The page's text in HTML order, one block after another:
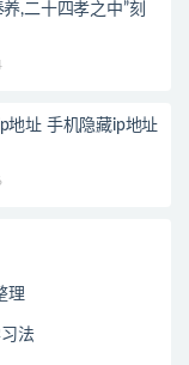
,二十四孝之中”刻
地址 手机隐藏ip地址
理
法